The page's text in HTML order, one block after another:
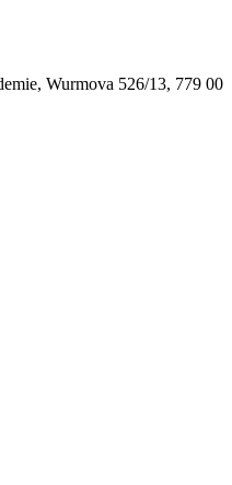
Wurmova 526/13, 779 00